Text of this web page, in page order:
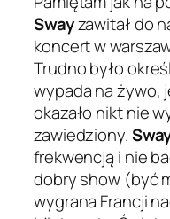
Swayzawitał do
koncert w
Trudno było
wypada na żywo,
okazało nikt nie
zawiedziony.
frekwencją i nie
dobry show (być
wygrana Francji